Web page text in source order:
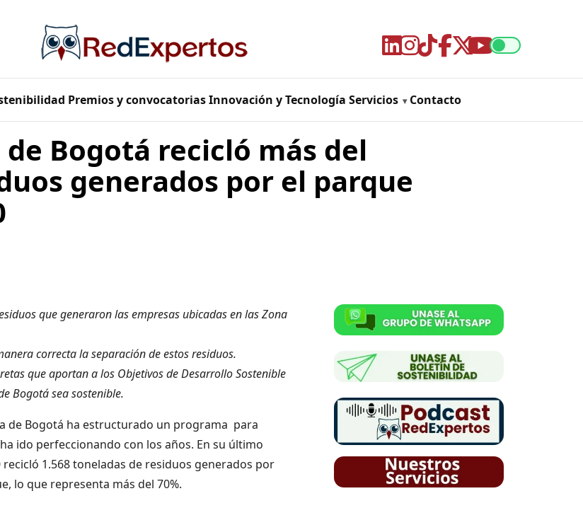
Premios y convocatorias Innovación y Tecnología Servicios Contacto
de Bogotá recicló más del
generados por el parque
que generaron las empresas ubicadas en las Zona
correcta la separación de estos residuos.
que aportan a los Objetivos de Desarrollo Sostenible
Bogotá sea sostenible.
de Bogotá ha estructurado un programa para
ido perfeccionando con los años. En su último
1.568 toneladas de residuos generados por
lo que representa más del 70%.